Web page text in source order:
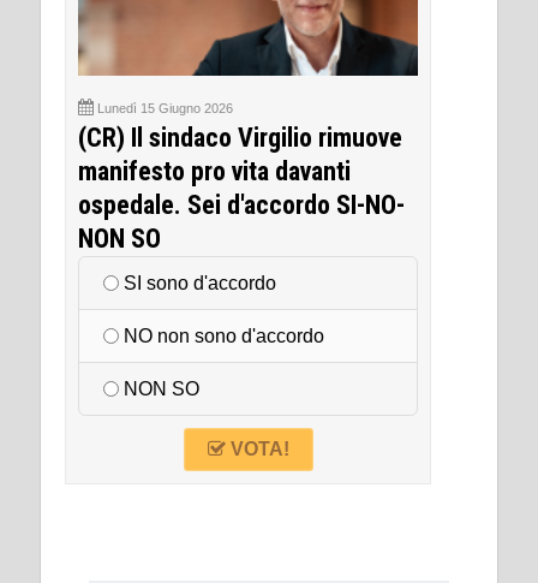
Lunedì 15 Giugno 2026
(CR) Il sindaco Virgilio rimuove
manifesto pro vita davanti
ospedale. Sei d'accordo SI-NO-
NON SO
SI sono d'accordo
NO non sono d'accordo
NON SO
VOTA!